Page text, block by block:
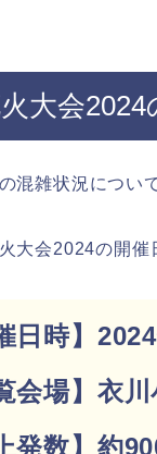
大会2024
混雑状況につい
大会2024の開催
日時】
会場】衣
発数】約